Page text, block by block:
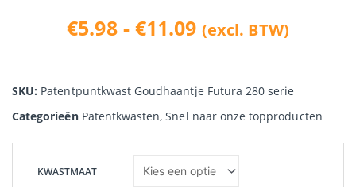
€5.98 - €11.09Prijsklasse:
tot
€11.09
(excl. BTW)
SKU: Patentpuntkwast Goudhaantje Futura 280 serie
Categorieën Patentkwasten,Snel naar onze topproducten
KWASTMAAT
Goudhaantje